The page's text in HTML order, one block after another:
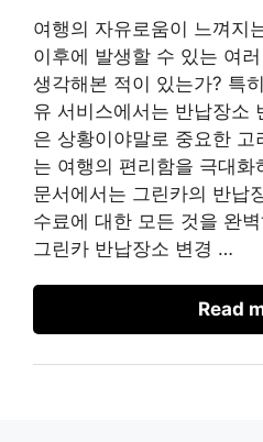
여행의 자유로움이 느껴지
이후에 발생할 수 있는 여
생각해본 적이 있는가? 특
유 서비스에서는 반납장소
은 상황이야말로 중요한
는 여행의 편리함을 극대
문서에서는 그린카의 반납
수료에 대한 모든 것을 완
그린카 반납장소 변경 …
Read